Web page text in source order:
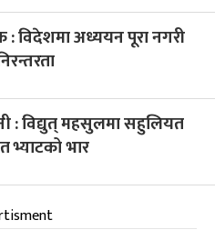
: विदेशमा अध्ययन पूरा नगरी
: विद्युत् महसुलमा सहुलियत
भ्याटको भार